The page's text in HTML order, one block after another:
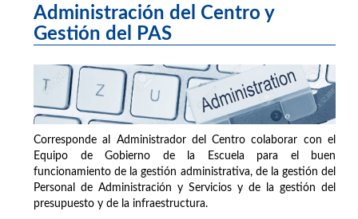
Administración del Centro y
Gestión del PAS
Corresponde al Administrador del Centro colaborar con el
Equipo de Gobierno de la Escuela para el buen
funcionamiento de la gestión administrativa, de la gestión del
Personal de Administración y Servicios y de la gestión del
presupuesto y de la infraestructura.